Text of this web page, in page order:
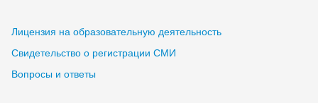
Лицензия на образовательную деятельность
Свидетельство о регистрации СМИ
Вопросы и ответы